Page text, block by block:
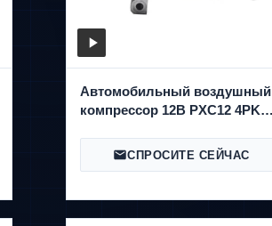
Автомобильный воздушный
компрессор 12В PXC12 4PK
Maybach6.8 2017-2020
СПРОСИТЕ СЕЙЧАС